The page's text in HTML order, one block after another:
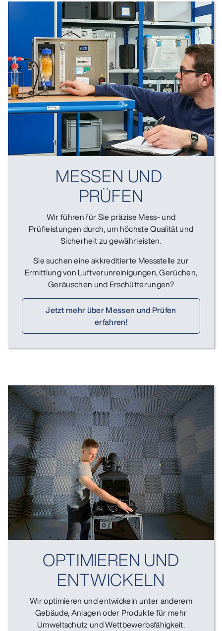
MESSEN UND
PRÜFEN
Wir führen für Sie präzise Mess- und
Prüfleistungen durch, um höchste Qualität und
Sicherheit zu gewährleisten.
Sie suchen eine akkreditierte Messstelle zur
Ermittlung von Luftverunreinigungen, Gerüchen,
Geräuschen und Erschütterungen?
Jetzt mehr über Messen und Prüfen
erfahren!
OPTIMIEREN UND
ENTWICKELN
Wir optimieren und entwickeln unter anderem
Gebäude, Anlagen oder Produkte für mehr
Umweltschutz und Wettbewerbsfähigkeit.